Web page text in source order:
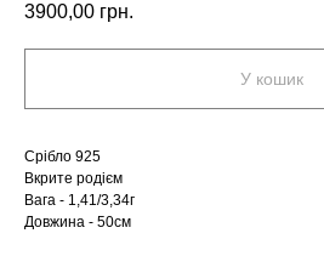
3900,00 грн.
У кошик
Срібло 925
Вкрите родієм
Вага - 1,41/3,34г
Довжина - 50см